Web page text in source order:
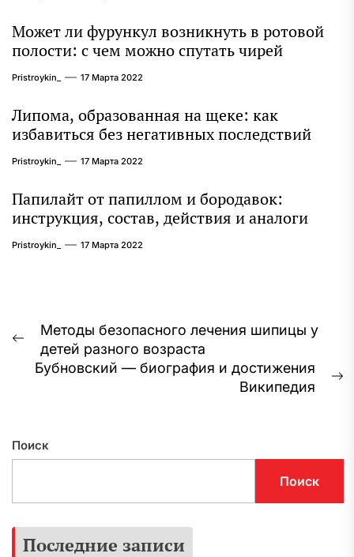
Может ли фурункул возникнуть в ротовой
полости: с чем можно спутать чирей
Pristroykin_ 17 Марта 2022
Липома, образованная на щеке: как
избавиться без негативных последствий
Pristroykin_ 17 Марта 2022
Папилайт от папиллом и бородавок:
инструкция, состав, действия и аналоги
Pristroykin_ 17 Марта 2022
Навигация
по
записям
Предыдущая
запись:
Методы безопасного лечения шипицы у
детей разного возраста
Бубновский — биография и достижения
Википедия
Поиск
Поиск
Последние записи